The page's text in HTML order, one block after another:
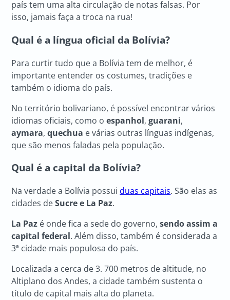
país tem uma alta circulação de notas falsas. Por
isso, jamais faça a troca na rua!
Qual é a língua oficial da Bolívia?
Para curtir tudo que a Bolívia tem de melhor, é
importante entender os costumes, tradições e
também o idioma do país.
No território bolivariano, é possível encontrar vários
idiomas oficiais, como oespanhol,guarani,
aymara,quechua e várias outras línguas indígenas,
que são menos faladas pela população.
Qual é a capital da Bolívia?
Na verdade a Bolívia possuiduas capitais. São elas as
cidades deSucre e La Paz.
La Paz é onde fica a sede do governo,sendo assim a
capital federal. Além disso, também é considerada a
3ª cidade mais populosa do país.
Localizada a cerca de 3. 700 metros de altitude, no
Altiplano dos Andes, a cidade também sustenta o
título de capital mais alta do planeta.